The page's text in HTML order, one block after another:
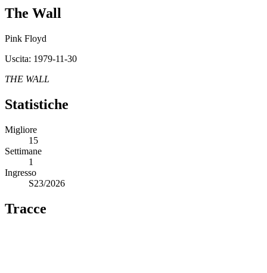
The Wall
Pink Floyd
Uscita: 1979-11-30
THE WALL
Statistiche
Migliore
15
Settimane
1
Ingresso
S23/2026
Tracce